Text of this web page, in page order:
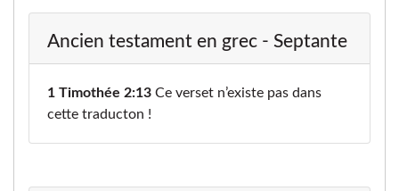
Ancien testament en grec - Septante
1 Timothée 2:13 Ce verset n’existe pas dans
cette traducton !